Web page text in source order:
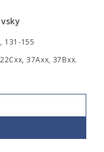
131-155
37Axx, 37Bxx.